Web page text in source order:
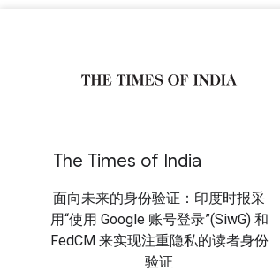
The Times of India
面向未来的身份验证：印度时报采
用“使用 Google 账号登录”(SiwG) 和
FedCM 来实现注重隐私的读者身份
验证